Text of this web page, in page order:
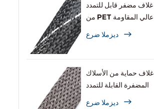
غلاف مضفر قابل للتمدد
من PET عالي المقاومة
ديزملا ضرع
غلاف حماية من الأسلاك
المضفرة القابلة للتمدد
ديزملا ضرع